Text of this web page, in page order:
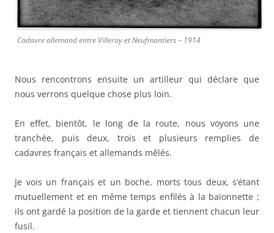
Cadavre allemand entre Villeroy et Neufmontiers – 1914
Nous rencontrons ensuite un artilleur qui déclare que
nous verrons quelque chose plus loin.
En effet, bientôt, le long de la route, nous voyons une
tranchée, puis deux, trois et plusieurs remplies de
cadavres français et allemands mêlés.
Je vois un français et un boche, morts tous deux, s’étant
mutuellement et en même temps enfilés à la baïonnette ;
ils ont gardé la position de la garde et tiennent chacun leur
fusil.